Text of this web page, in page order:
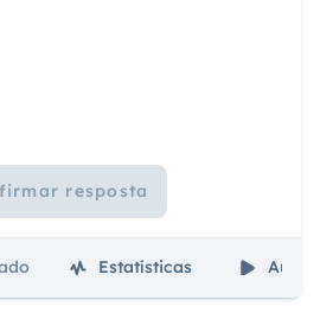
resposta
Estatísticas Aulas